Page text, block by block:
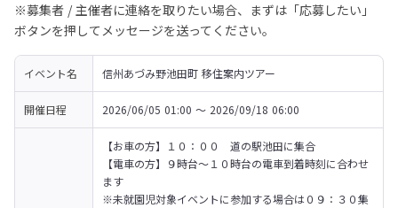
※募集者 / 主催者に連絡を取りたい場合、まずは「応募したい」
ボタンを押してメッセージを送ってください。
イベント名 信州あづみ野池田町 移住案内ツアー
開催日程 2026/06/05 01:00 〜 2026/09/18 06:00
【お車の方】１０：００　道の駅池田に集合
【電車の方】９時台～１０時台の電車到着時刻に合わせ
ます
※未就園児対象イベントに参加する場合は０９：３０集